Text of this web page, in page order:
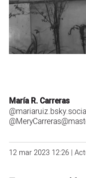
María R. Carreras
12 mar 2023 12:26 |